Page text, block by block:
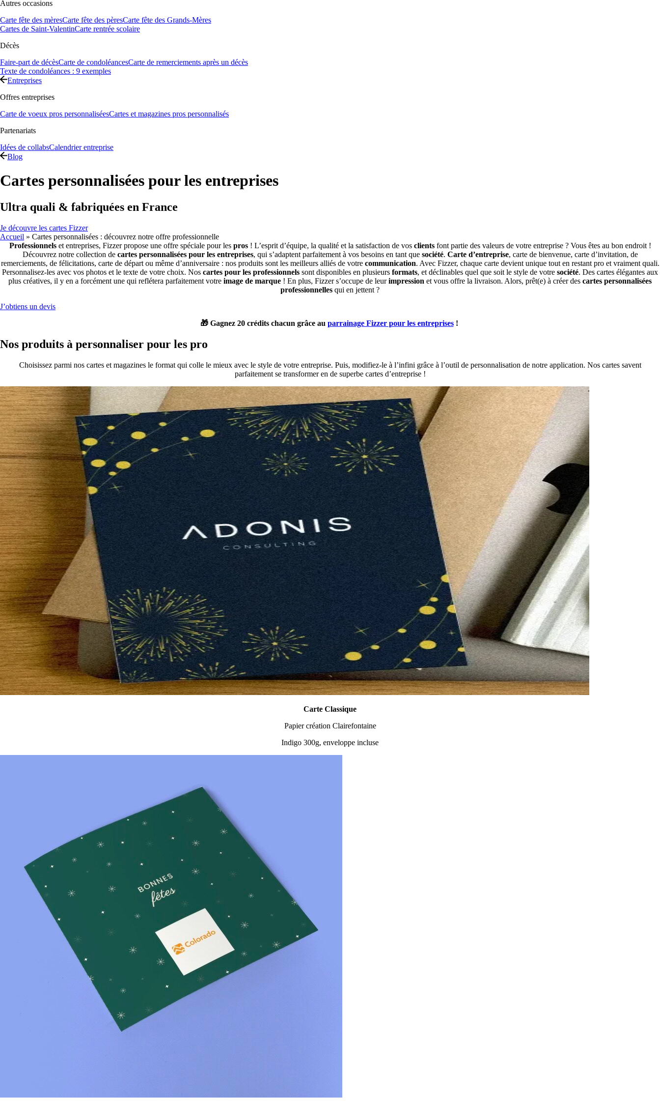
Autres occasions
Carte fête des mèresCarte fête des pèresCarte fête des Grands-Mères
Cartes de Saint-ValentinCarte rentrée scolaire
Décès
Faire-part de décèsCarte de condoléancesCarte de remerciements après un décès
Texte de condoléances : 9 exemples
Entreprises
Offres entreprises
Carte de voeux pros personnaliséesCartes et magazines pros personnalisés
Partenariats
Idées de collabsCalendrier entreprise
Blog
Cartes personnalisées pour les entreprises
Ultra quali & fabriquées en France
Je découvre les cartes Fizzer
Accueil » Cartes personnalisées : découvrez notre offre professionnelle
Professionnelset entreprises, Fizzer propose une offre spéciale pour les pros! L’esprit d’équipe, la qualité et la satisfaction de vos clientsfont partie des valeurs de votre entreprise ? Vous êtes au bon endroit !
Découvrez notre collection de cartes personnalisées pour les entreprises, qui s’adaptent parfaitement à vos besoins en tant que société. Carte d’entreprise, carte de bienvenue, carte d’invitation, de
remerciements, de félicitations, carte de départ ou même d’anniversaire : nos produitssont les meilleurs alliésde votre communication. Avec Fizzer, chaque carte devient unique tout en restant pro et vraiment quali.
Personnalisez-les avec vos photos et le texte de votre choix. Nos cartes pour les professionnels sont disponibles en plusieurs formats, et déclinables quel que soit le style de votre société. Des cartes élégantes aux
plus créatives, il y en a forcément une qui reflétera parfaitement votre image de marque ! En plus, Fizzer s’occupe de leurimpression et vous offre la livraison. Alors, prêt(e) à créerdes cartes personnalisées
professionnelles qui en jettent ?
J’obtiens un devis
🎁 Gagnez 20 crédits chacun grâce au parrainage Fizzer pour les entreprises!
Nos produits à personnaliser pour les pro
Choisissez parmi nos cartes et magazines le format qui colle le mieux avec le style de votre entreprise. Puis, modifiez-le à l’infini grâce à l’outil de personnalisation de notre application. Nos cartes savent
parfaitement se transformer en de superbe cartes d’entreprise !
Carte Classique
Papier création Clairefontaine
Indigo 300g, enveloppe incluse